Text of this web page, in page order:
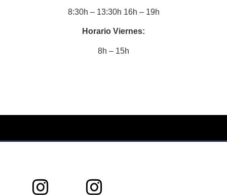
8:30h – 13:30h 16h – 19h
Horario Viernes:
8h – 15h